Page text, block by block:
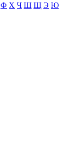
Ф Х Ч Ш Щ Э Ю